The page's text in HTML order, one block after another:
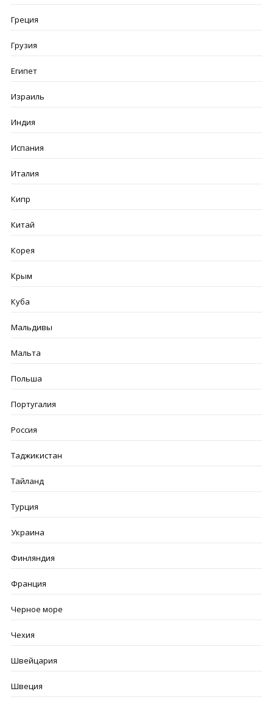
Греция
Грузия
Египет
Израиль
Индия
Испания
Италия
Кипр
Китай
Корея
Крым
Куба
Мальдивы
Мальта
Польша
Португалия
Россия
Таджикистан
Тайланд
Турция
Украина
Финляндия
Франция
Черное море
Чехия
Швейцария
Швеция